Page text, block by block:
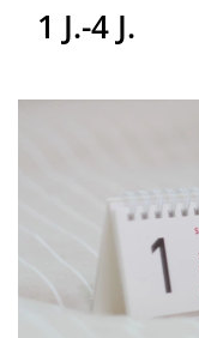
1 J.-4 J.